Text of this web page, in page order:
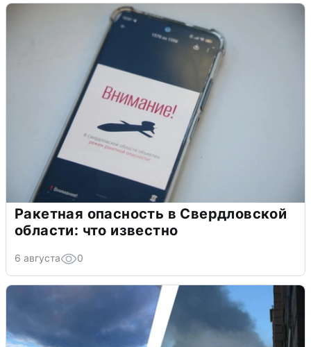
Ракетная опасность в Свердловской
области: что известно
6 августа 0